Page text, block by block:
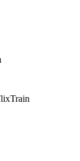
contributors